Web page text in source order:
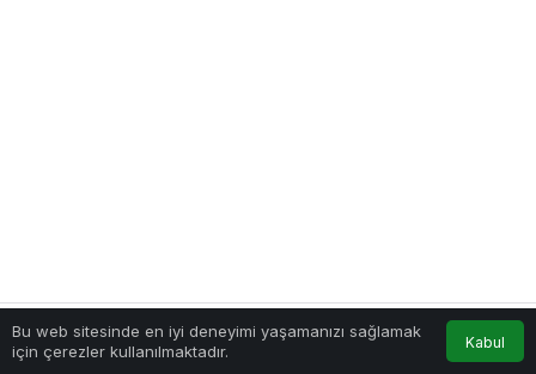
Bu web sitesinde en iyi deneyimi yaşamanızı sağlamak
için çerezler kullanılmaktadır.
Kabul
Anasayfa